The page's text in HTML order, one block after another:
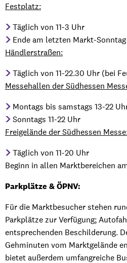
Festplatz:
Täglich von 11-3 Uhr
Ende am letzten Markt-
Händlerstraßen:
Täglich von 11-22.30 Uhr (bei
Messehallen der Südhessen
Montags bis samstags 13-22
Sonntags 11-22 Uhr
Freigelände der Südhessen
Täglich von 11-20 Uhr
Beginn in allen Marktbereichen
Parkplätze & ÖPNV:
Für die Marktbesucher stehen
Parkplätze zur Verfügung;
entsprechenden Beschilderung.
Gehminuten vom Marktgelände
bietet außerdem umfangreiche